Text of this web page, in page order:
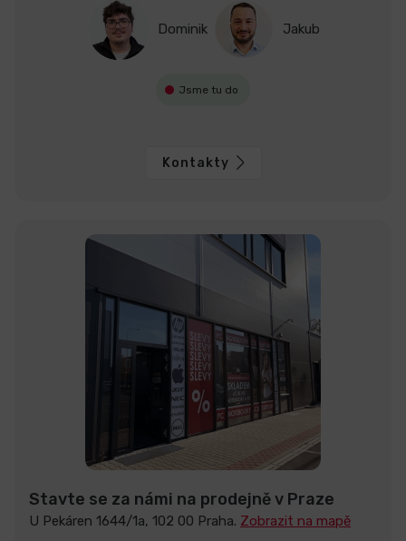
Dominik Jakub
Jsme tu do
Kontakty
Stavte se za námi na prodejně v Praze
U Pekáren 1644/1a, 102 00 Praha. Zobrazit na mapě